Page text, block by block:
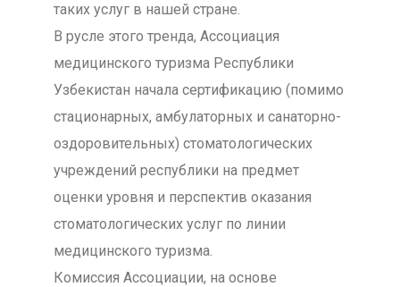
таких услуг в нашей стране.
В русле этого тренда, Ассоциация
медицинского туризма Республики
Узбекистан начала сертификацию (помимо
стационарных, амбулаторных и санаторно-
оздоровительных) стоматологических
учреждений республики на предмет
оценки уровня и перспектив оказания
стоматологических услуг по линии
медицинского туризма.
Комиссия Ассоциации, на основе